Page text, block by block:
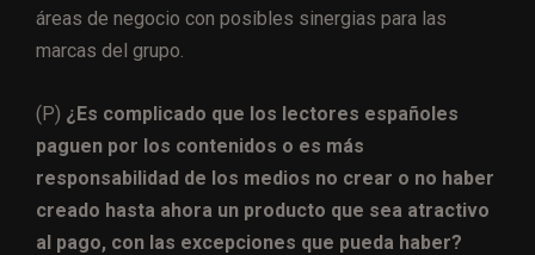
áreas de negocio con posibles sinergias para las
marcas del grupo.
(P) ¿Es complicado que los lectores españoles
paguen por los contenidos o es más
responsabilidad de los medios no crear o no haber
creado hasta ahora un producto que sea atractivo
al pago, con las excepciones que pueda haber?